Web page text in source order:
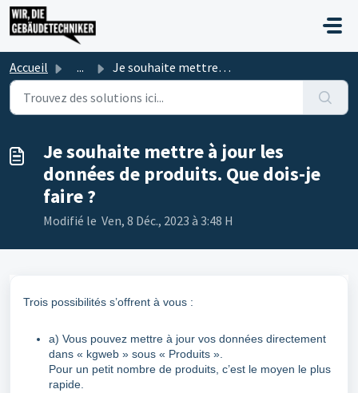
Passer au contenu principal
Accueil ... Je souhaite mettre à jour les données de produits. Que do...
Je souhaite mettre à jour les
données de produits. Que dois-je
faire ?
Modifié le Ven, 8 Déc., 2023 à 3:48 H
Trois possibilités s’offrent à vous :
a) Vous pouvez mettre à jour vos données directement
dans « kgweb » sous « Produits ».
Pour un petit nombre de produits, c’est le moyen le plus
rapide.